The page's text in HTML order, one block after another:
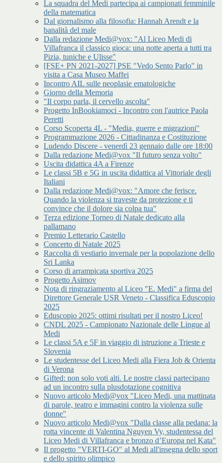
La squadra del Medi partecipa ai campionati femminile
della matematica
Dal giornalismo alla filosofia: Hannah Arendt e la
banalità del male
Dalla redazione Medi@vox: "Al Liceo Medi di
Villafranca il classico gioca: una notte aperta a tutti tra
Pizia, tuniche e Ulisse"
[FSE+ PN 2021-2027] PSE "Vedo Sento Parlo" in
visita a Casa Museo Maffei
Incontro AIL sulle neoplasie ematologiche
Giorno della Memoria
"Il corpo parla, il cervello ascolta"
Progetto InBookiamoci - Incontro con l'autrice Paola
Peretti
Corso Scoperta 4L - "Media, guerre e migrazioni"
Programmazione 2026 - Cittadinanza e Costituzione
Ludendo Discere - venerdì 23 gennaio dalle ore 18:00
Dalla redazione Medi@vox "Il futuro senza volto"
Uscita didattica 4A a Firenze
Le classi 5B e 5G in uscita didattica al Vittoriale degli
Italiani
Dalla redazione Medi@vox: "Amore che ferisce.
Quando la violenza si traveste da protezione e ti
convince che il dolore sia colpa tua"
Terza edizione Torneo di Natale dedicato alla
pallamano
Premio Letterario Castello
Concerto di Natale 2025
Raccolta di vestiario invernale per la popolazione dello
Sri Lanka
Corso di arrampicata sportiva 2025
Progetto Asimov
Nota di ringraziamento al Liceo "E. Medi" a firma del
Direttore Generale USR Veneto - Classifica Eduscopio
2025
Eduscopio 2025: ottimi risultati per il nostro Liceo!
CNDL 2025 - Campionato Nazionale delle Lingue al
Medi
Le classi 5A e 5F in viaggio di istruzione a Trieste e
Slovenia
Le studentesse del Liceo Medi alla Fiera Job & Orienta
di Verona
Gifted: non solo voti alti. Le nostre classi partecipano
ad un incontro sulla plusdotazione cognitiva
Nuovo articolo Medi@vox "Liceo Medi, una mattinata
di parole, teatro e immagini contro la violenza sulle
donne"
Nuovo articolo Medi@vox "Dalla classe alla pedana: la
rotta vincente di Valentina Nguyen Vy, studentessa del
Liceo Medi di Villafranca e bronzo d’Europa nel Kata"
Il progetto "VERTI-GO" al Medi all'insegna dello sport
e dello spirito olimpico